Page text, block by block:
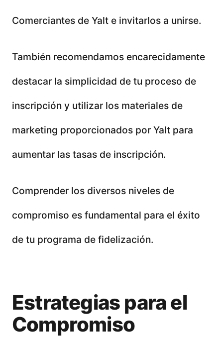
Comerciantes de Yalt e invitarlos a unirse.
También recomendamos encarecidamente
destacar la simplicidad de tu proceso de
inscripción y utilizar los materiales de
marketing proporcionados por Yalt para
aumentar las tasas de inscripción.
Comprender los diversos niveles de
compromiso es fundamental para el éxito
de tu programa de fidelización.
Estrategias para el
Compromiso